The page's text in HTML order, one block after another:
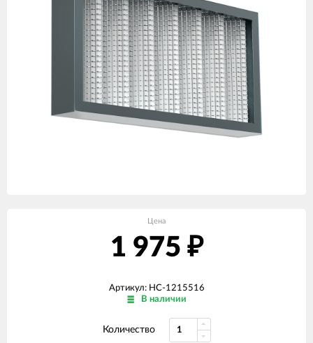
Цена
1 975 ₽
Артикул: НС-1215516
В наличии
Количество